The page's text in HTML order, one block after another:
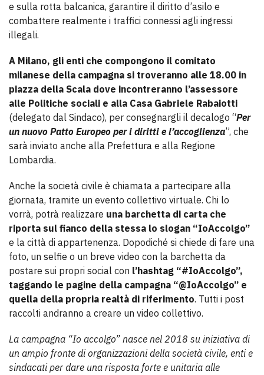
e sulla rotta balcanica, garantire il diritto d’asilo e
combattere realmente i traffici connessi agli ingressi
illegali.
A Milano, gli enti che compongono il comitato
milanese della campagna si troveranno alle 18.00 in
piazza della Scala dove incontreranno l’assessore
alle Politiche sociali e alla Casa Gabriele Rabaiotti
(delegato dal Sindaco), per consegnargli il decalogo “Per
un nuovo Patto Europeo per i diritti e l’accoglienza”, che
sarà inviato anche alla Prefettura e alla Regione
Lombardia.
Anche la società civile è chiamata a partecipare alla
giornata, tramite un evento collettivo virtuale. Chi lo
vorrà, potrà realizzare una barchetta di carta che
riporta sul fianco della stessa lo slogan “IoAccolgo”
e la città di appartenenza. Dopodiché si chiede di fare una
foto, un selfie o un breve video con la barchetta da
postare sui propri social con l’hashtag “#IoAccolgo”,
taggando le pagine della campagna “@IoAccolgo” e
quella della propria realtà di riferimento. Tutti i post
raccolti andranno a creare un video collettivo.
La campagna “Io accolgo” nasce nel 2018 su iniziativa di
un ampio fronte di organizzazioni della società civile, enti e
sindacati per dare una risposta forte e unitaria alle